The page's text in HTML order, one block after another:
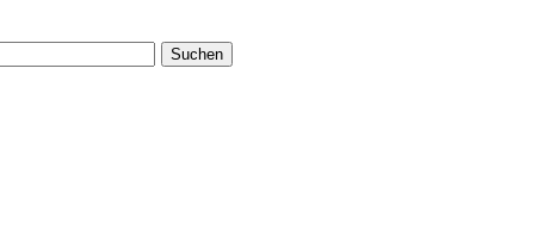
Suchen